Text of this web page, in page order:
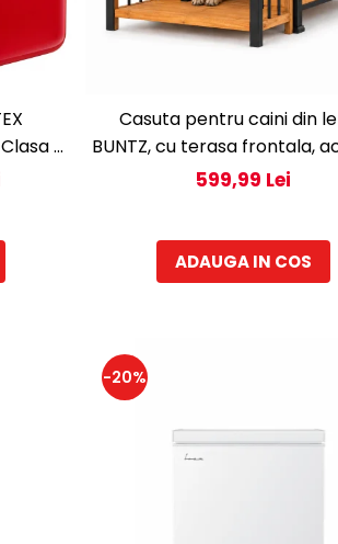
E,
Casuta pentru caini din
BUNTZ, cu terasa frontala,
bitumat, baza ridicata,
599,99 Lei
ADAUGA IN COS
-20%